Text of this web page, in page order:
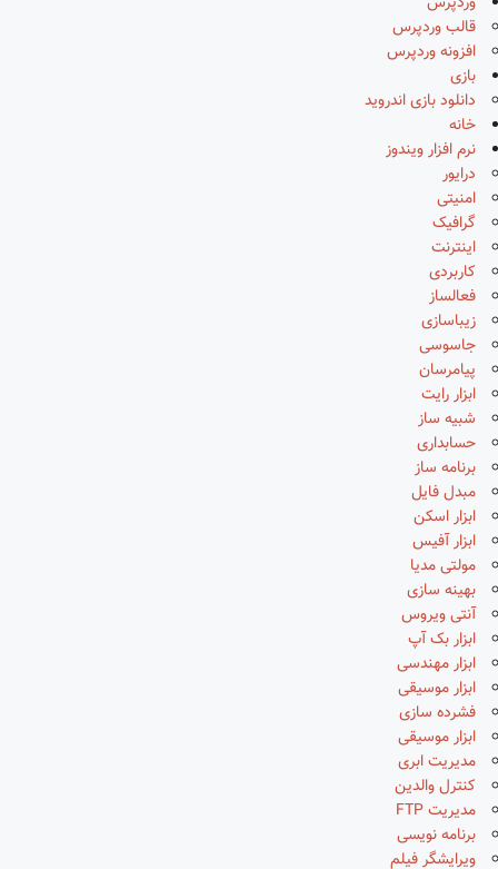
قالب وردپرس
افزونه وردپرس
بازی
دانلود بازی اندروید
خانه
نرم افزار ویندوز
درایور
امنیتی
گرافیک
اینترنت
کاربردی
فعالساز
زیباسازی
جاسوسی
پیامرسان
ابزار رایت
شبیه ساز
حسابداری
برنامه ساز
مبدل فایل
ابزار اسکن
ابزار آفیس
مولتی مدیا
بهینه سازی
آنتی ویروس
ابزار بک آپ
ابزار مهندسی
ابزار موسیقی
فشرده سازی
ابزار موسیقی
مدیریت ابری
کنترل والدین
مدیریت FTP
برنامه نویسی
ویرایشگر فیلم